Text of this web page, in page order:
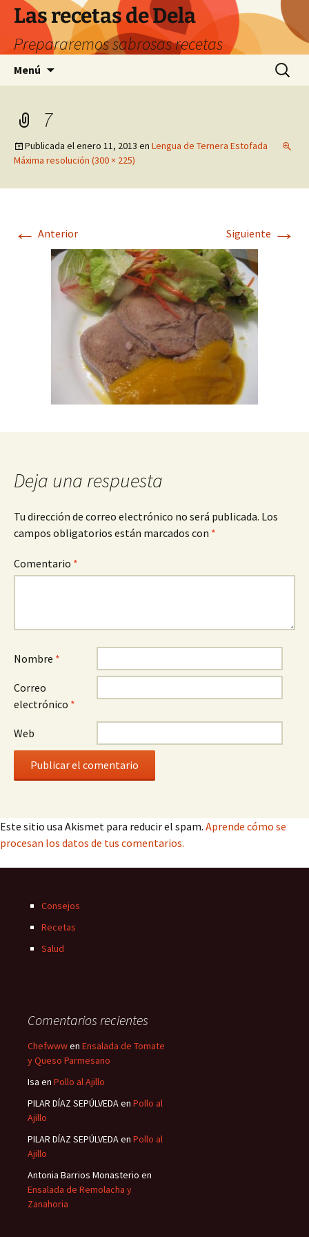
Saltar
contenido
Las recetas de Dela
Prepararemos sabrosas recetas
Menú Buscar:
7
Publicada elenero 11, 2013 en Lengua de Ternera Estofada
Máxima resolución (300 × 225)
← Anterior Siguiente →
Deja una respuesta
Tu dirección de correo electrónico no será publicada. Los
campos obligatorios están marcados con *
Comentario *
Nombre *
Correo
electrónico *
Web
Este sitio usa Akismet para reducir el spam. Aprende cómo se
procesan los datos de tus comentarios.
Consejos
Recetas
Salud
Comentarios recientes
Chefwwwen Ensalada de Tomate
y Queso Parmesano
Isa en Pollo al Ajillo
PILAR DÍAZ SEPÚLVEDAen Pollo al
Ajillo
PILAR DÍAZ SEPÚLVEDAen Pollo al
Ajillo
Antonia Barrios Monasterio en
Ensalada de Remolacha y
Zanahoria